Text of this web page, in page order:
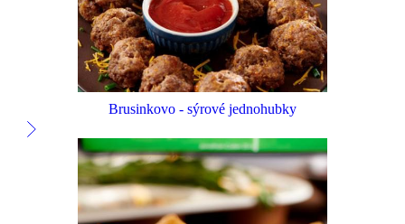
Brusinkovo - sýrové jednohubky